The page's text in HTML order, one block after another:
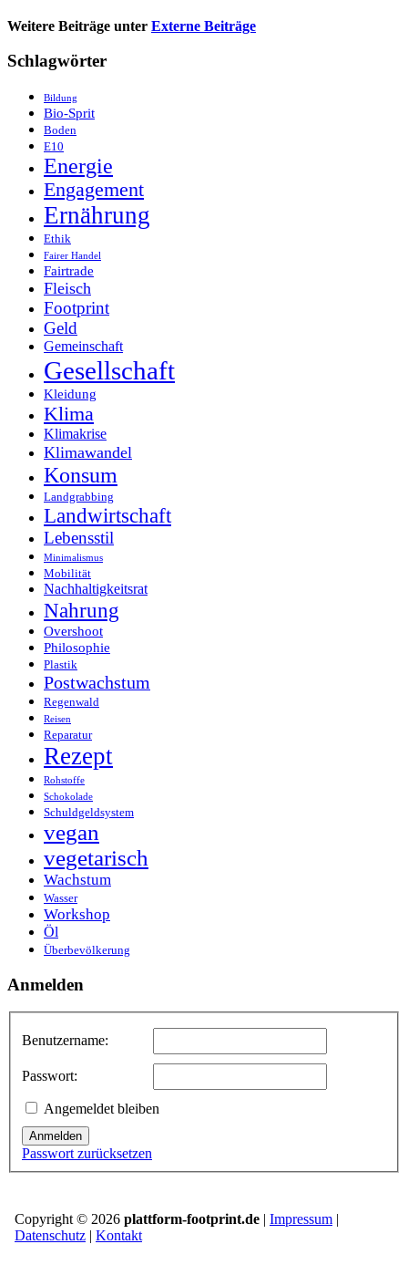
Weitere Beiträge unter Externe Beiträge
Schlagwörter
Bildung
Bio-Sprit
Boden
E10
Energie
Engagement
Ernährung
Ethik
Fairer Handel
Fairtrade
Fleisch
Footprint
Geld
Gemeinschaft
Gesellschaft
Kleidung
Klima
Klimakrise
Klimawandel
Konsum
Landgrabbing
Landwirtschaft
Lebensstil
Minimalismus
Mobilität
Nachhaltigkeitsrat
Nahrung
Overshoot
Philosophie
Plastik
Postwachstum
Regenwald
Reisen
Reparatur
Rezept
Rohstoffe
Schokolade
Schuldgeldsystem
vegan
vegetarisch
Wachstum
Wasser
Workshop
Öl
Überbevölkerung
Anmelden
Benutzername:
Passwort:
Angemeldet bleiben
Anmelden
Passwort zurücksetzen
Copyright © 2026 plattform-footprint.de | Impressum |
Datenschutz | Kontakt